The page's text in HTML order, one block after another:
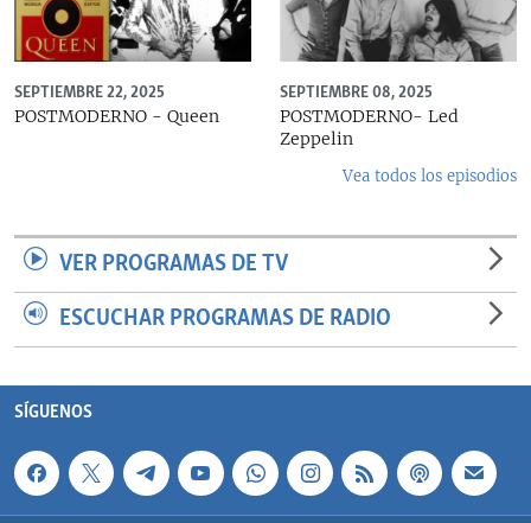
SEPTIEMBRE 22, 2025
POSTMODERNO - Queen
SEPTIEMBRE 08, 2025
POSTMODERNO- Led
Zeppelin
Vea todos los episodios
VER PROGRAMAS DE TV
ESCUCHAR PROGRAMAS DE RADIO
SÍGUENOS